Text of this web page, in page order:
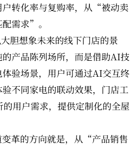
户转化率与复购率，从“被动卖
需求”。
胆想象未来的线下门店的景
产品陈列场所，而是借助AI技
验场景，用户可通过AI交互终
不同家电的联动效果，门店工
用户需求，提供定制化的全屋
革的方向就是，从“产品销售